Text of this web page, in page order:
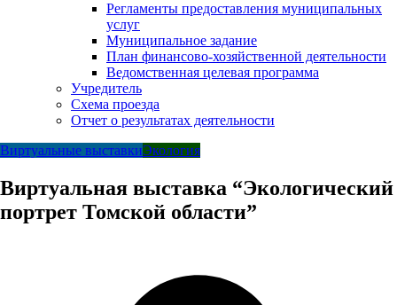
Регламенты предоставления муниципальных
услуг
Муниципальное задание
План финансово-хозяйственной деятельности
Ведомственная целевая программа
Учредитель
Схема проезда
Отчет о результатах деятельности
Виртуальные выставкиЭкология
Виртуальная выставка “Экологический
портрет Томской области”